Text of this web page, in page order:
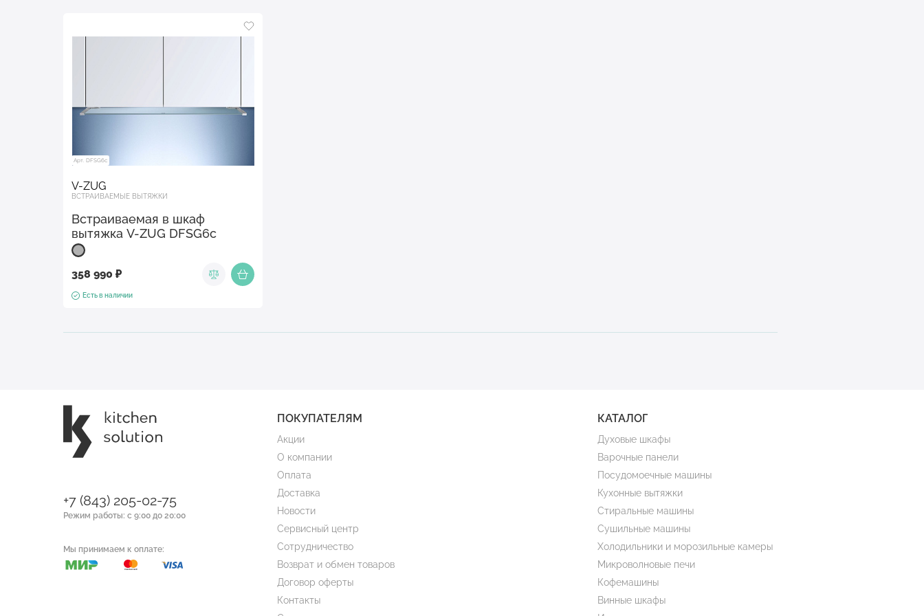
Арт. DFSG6c
V-ZUG
ВСТРАИВАЕМЫЕ ВЫТЯЖКИ
Встраиваемая в шкаф
вытяжка V-ZUG DFSG6c
358 990 ₽
Есть в наличии
+7 (843) 205-02-75
Режим работы: с 9:00 до 20:00
Мы принимаем к оплате:
ПОКУПАТЕЛЯМ
Акции
О компании
Оплата
Доставка
Новости
Сервисный центр
Сотрудничество
Возврат и обмен товаров
Договор оферты
Контакты
КАТАЛОГ
Духовые шкафы
Варочные панели
Посудомоечные машины
Кухонные вытяжки
Стиральные машины
Сушильные машины
Холодильники и морозильные камеры
Микроволновые печи
Кофемашины
Винные шкафы